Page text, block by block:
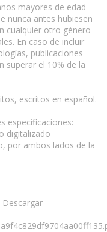
mayores de edad
nunca antes hubiesen
cualquier otro género
En caso de incluir
publicaciones
superar el 10% de la
escritos en español.
especificaciones:
digitalizado
por ambos lados de la